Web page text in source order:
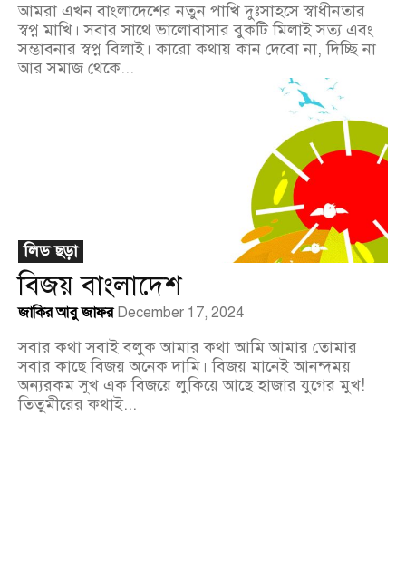
আমরা এখন বাংলাদেশের নতুন পাখি দুঃসাহসে স্বাধীনতার
স্বপ্ন মাখি। সবার সাথে ভালোবাসার বুকটি মিলাই সত্য এবং
সম্ভাবনার স্বপ্ন বিলাই। কারো কথায় কান দেবো না, দিচ্ছি না
আর সমাজ থেকে...
লিড ছড়া
বিজয় বাংলাদেশ
জাকির আবু জাফর December 17, 2024
সবার কথা সবাই বলুক আমার কথা আমি আমার তোমার
সবার কাছে বিজয় অনেক দামি। বিজয় মানেই আনন্দময়
অন্যরকম সুখ এক বিজয়ে লুকিয়ে আছে হাজার যুগের মুখ!
তিতুমীরের কথাই...